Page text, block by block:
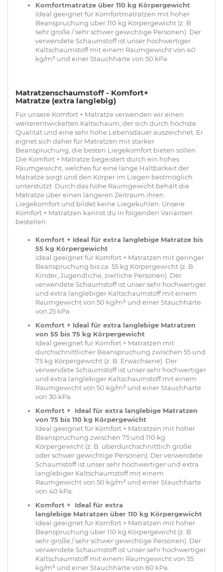
Komfortmatratze über 110 kg Körpergewicht
Ideal geeignet für Komfortmatratzen mit hoher
Beanspruchung über 110 kg Körpergewicht (z. B.
sehr große / sehr schwer gewichtige Personen). Der
verwendete Schaumstoff ist unser hochwertiger
Kaltschaumstoff mit einem Raumgewicht von 40
kg/m³ und einer Stauchhärte von 50 kPa.
Matratzenschaumstoff - Komfort+
Matratze (extra langlebig)
Für unsere Komfort + Matratze verwenden wir einen
weiterentwickelten Kaltschaum, der sich durch höchste
Qualität und eine sehr hohe Lebensdauer auszeichnet. Er
eignet sich daher für Matratzen mit starker
Beanspruchung, die besten Liegekomfort bieten sollen.
Die Komfort + Matratze begeistert durch ein hohes
Raumgewicht, welches für eine lange Haltbarkeit der
Matratze sorgt und den Körper im Liegen bestmöglich
unterstützt. Durch das hohe Raumgewicht behält die
Matratze über einen längeren Zeitraum ihren
Liegekomfort und bildet keine Liegekuhlen. Unsere
Komfort + Matratzen kannst du in folgenden Varianten
bestellen:
Komfort + Ideal für extra langlebige Matratze bis
55 kg Körpergewicht
Ideal geeignet für Komfort + Matratzen mit geringer
Beanspruchung bis ca. 55 kg Körpergewicht (z. B.
Kinder, Jugendliche, zierliche Personen). Der
verwendete Schaumstoff ist unser sehr hochwertiger
und extra langlebiger Kaltschaumstoff mit einem
Raumgewicht von 50 kg/m³ und einer Stauchhärte
von 25 kPa.
Komfort + Ideal für extra langlebige Matratzen
von 55 bis 75 kg Körpergewicht
Ideal geeignet für Komfort + Matratzen mit
durchschnittlicher Beanspruchung zwischen 55 und
75 kg Körpergewicht (z. B. Erwachsene). Der
verwendete Schaumstoff ist unser sehr hochwertiger
und extra langlebiger Kaltschaumstoff mit einem
Raumgewicht von 50 kg/m³ und einer Stauchhärte
von 30 kPa.
Komfort + Ideal für extra langlebige Matratzen
von 75 bis 110 kg Körpergewicht
Ideal geeignet für Komfort + Matratzen mit hoher
Beanspruchung zwischen 75 und 110 kg
Körpergewicht (z. B. überdurchschnittlich große
oder schwer gewichtige Personen). Der verwendete
Schaumstoff ist unser sehr hochwertiger und extra
langlebiger Kaltschaumstoff mit einem
Raumgewicht von 50 kg/m³ und einer Stauchhärte
von 40 kPa.
Komfort + Ideal für extra
langlebige Matratzen über 110 kg Körpergewicht
Ideal geeignet für Komfort + Matratzen mit hoher
Beanspruchung über 110 kg Körpergewicht (z. B.
sehr große / sehr schwer gewichtige Personen). Der
verwendete Schaumstoff ist unser sehr hochwertiger
Kaltschaumstoff mit einem Raumgewicht von 55
kg/m³ und einer Stauchhärte von 60 kPa.